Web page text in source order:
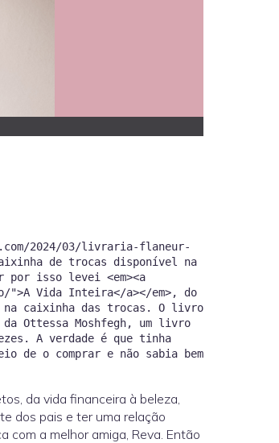
2024/03/livraria-flaneur-
de trocas disponível na
isso levei <em><a
Vida Inteira</a></em>, do
na caixinha das trocas. O livro
Ottessa Moshfegh, um livro
A verdade é que tinha
de o comprar e não sabia bem
da vida financeira à beleza,
dos pais e ter uma relação
com a melhor amiga, Reva. Então